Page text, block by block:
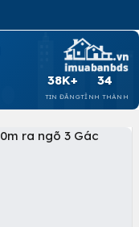
38K+
TIN ĐĂNG
34
TỈNH THÀNH